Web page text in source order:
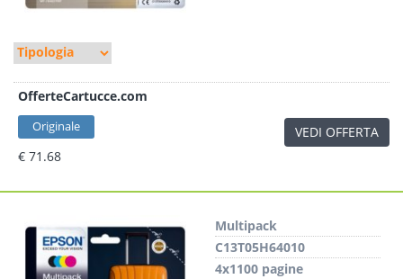
OfferteCartucce.com
Originale
€ 71.68
VEDI OFFERTA
Multipack
C13T05H64010
4x1100 pagine